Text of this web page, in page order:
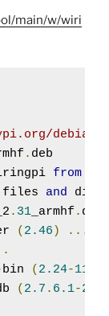
main/w/wiri
debian/
. deb
from
files and
. 31 _armhf .
( 2.46 )
...
bin ( 2.24-11
( 2.7 . 6.1-2